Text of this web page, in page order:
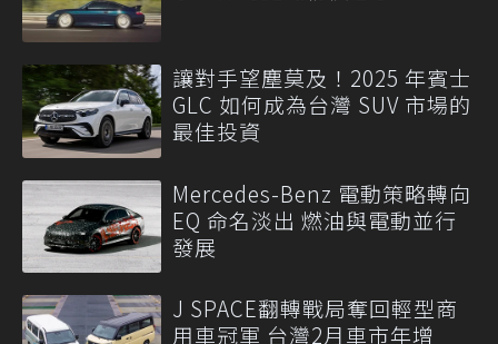
讓對手望塵莫及！2025 年賓士
GLC 如何成為台灣 SUV 市場的
最佳投資
Mercedes-Benz 電動策略轉向
EQ 命名淡出 燃油與電動並行
發展
J SPACE翻轉戰局奪回輕型商
用車冠軍 台灣2月車市年增